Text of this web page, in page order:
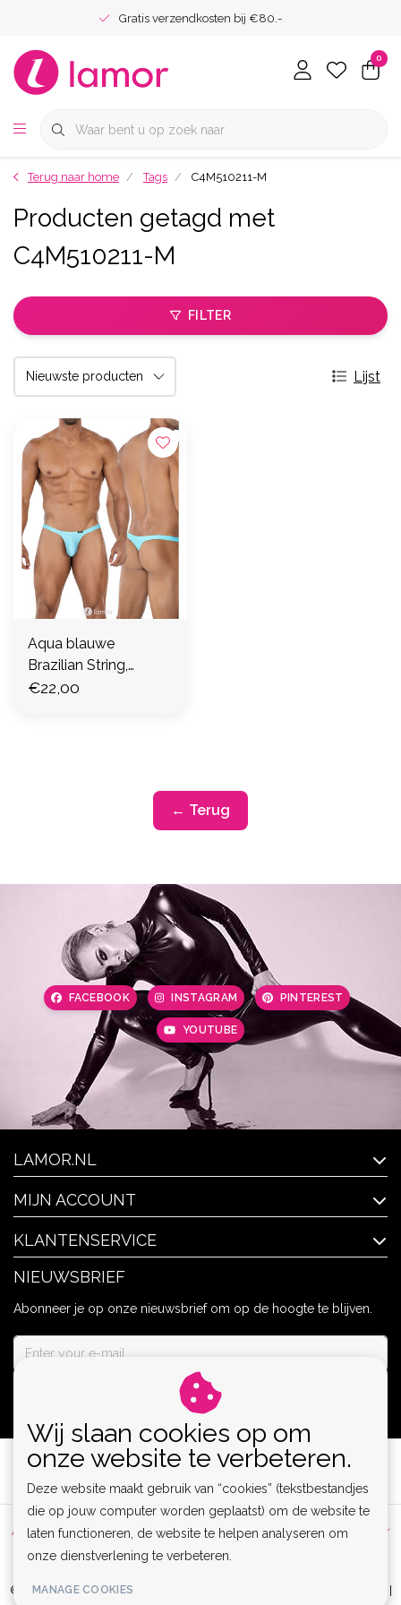
Gratis verzendkosten bij €80.-
0
Terug naar home Tags C4M510211-M
Producten getagd met
C4M510211-M
FILTER
Lijst
Aqua blauwe
Brazilian String,
C4MSPX06
€22,00
← Terug
FACEBOOK INSTAGRAM PINTEREST
YOUTUBE
LAMOR.NL
MIJN ACCOUNT
KLANTENSERVICE
NIEUWSBRIEF
Abonneer je op onze nieuwsbrief om op de hoogte te blijven.
Algemene voorwaarden | Privacy Policy | Sitemap |
Disclaimer
RSS Feed
© Copyright 2026 - Lamor | Clubwear, Lingerie & Kinky Fashion XS-6XL |
Wij slaan cookies op om
onze website te verbeteren.
Deze website maakt gebruik van “cookies” (tekstbestandjes
die op jouw computer worden geplaatst) om de website te
laten functioneren, de website te helpen analyseren om
onze dienstverlening te verbeteren.
MANAGE COOKIES